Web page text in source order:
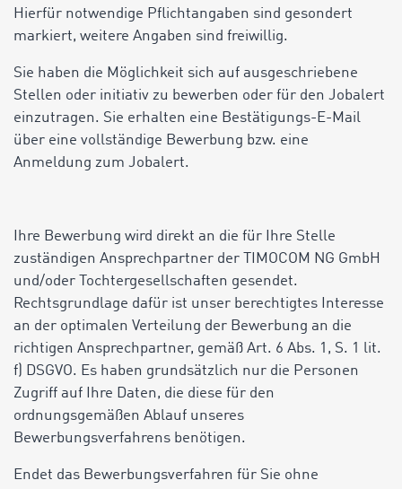
Hierfür notwendige Pflichtangaben sind gesondert
markiert, weitere Angaben sind freiwillig.
Sie haben die Möglichkeit sich auf ausgeschriebene
Stellen oder initiativ zu bewerben oder für den Jobalert
einzutragen. Sie erhalten eine Bestätigungs-E-Mail
über eine vollständige Bewerbung bzw. eine
Anmeldung zum Jobalert.
Ihre Bewerbung wird direkt an die für Ihre Stelle
zuständigen Ansprechpartner der TIMOCOM NG GmbH
und/oder Tochtergesellschaften gesendet.
Rechtsgrundlage dafür ist unser berechtigtes Interesse
an der optimalen Verteilung der Bewerbung an die
richtigen Ansprechpartner, gemäß Art. 6 Abs. 1, S. 1 lit.
f) DSGVO. Es haben grundsätzlich nur die Personen
Zugriff auf Ihre Daten, die diese für den
ordnungsgemäßen Ablauf unseres
Bewerbungsverfahrens benötigen.
Endet das Bewerbungsverfahren für Sie ohne